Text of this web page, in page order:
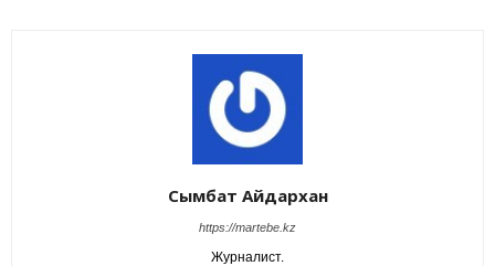
Сымбат Айдархан
https://martebe.kz
Журналист.